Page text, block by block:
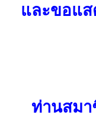
และขอแส
ท่านสมา